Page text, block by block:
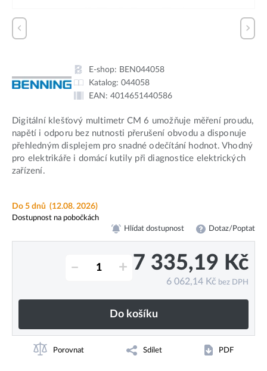
E-shop: BEN044058
Katalog: 044058
EAN: 4014651440586
Digitální klešťový multimetr CM 6 umožňuje měření proudu,
napětí i odporu bez nutnosti přerušení obvodu a disponuje
přehledným displejem pro snadné odečítání hodnot. Vhodný
pro elektrikáře i domácí kutily při diagnostice elektrických
zařízení.
Do 5 dnů (12.08. 2026)
Dostupnost na pobočkách
Hlídat dostupnost Dotaz/Poptat
– + 7 335,19 Kč
6 062,14 Kč bez DPH
Do košíku
Porovnat Sdílet PDF